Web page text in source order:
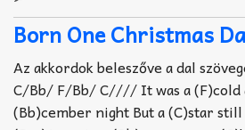
Born One Christmas
Az akkordok beleszőve a dal
C/Bb/ F/Bb/ C//// It was a (F)cold
(Bb)cember night But a (C)star